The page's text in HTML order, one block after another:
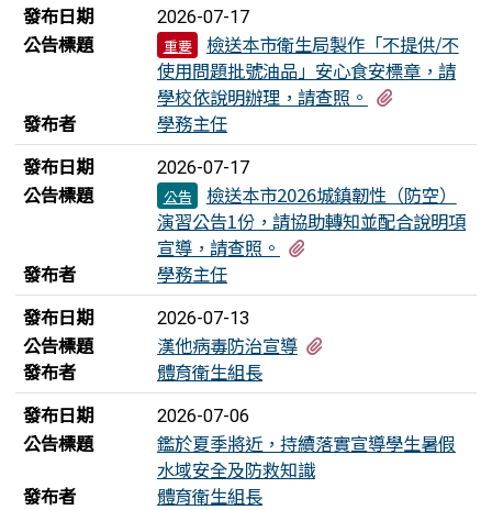
發布日期
2026-07-17
公告標題 重要
檢送本市衛生局製作「不提供/不
使用問題批號油品」安心食安標章，請
學校依說明辦理，請查照。
發布者
學務主任
發布日期
2026-07-17
公告標題 公告
檢送本市2026城鎮韌性（防空）
演習公告1份，請協助轉知並配合說明項
宣導，請查照。
發布者
學務主任
發布日期
2026-07-13
公告標題 漢他病毒防治宣導
發布者
體育衛生組長
發布日期
2026-07-06
公告標題
鑑於夏季將近，持續落實宣導學生暑假
水域安全及防救知識
發布者
體育衛生組長